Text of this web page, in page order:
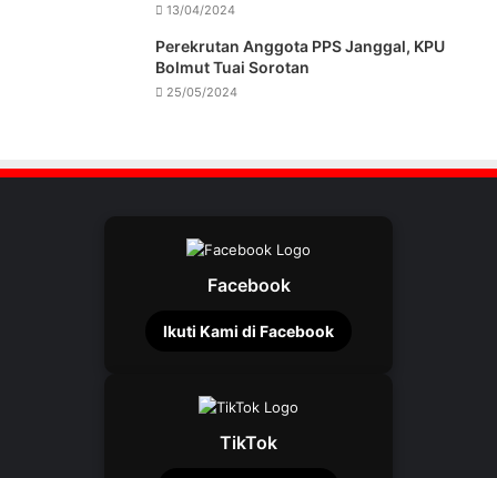
13/04/2024
Perekrutan Anggota PPS Janggal, KPU
Bolmut Tuai Sorotan
25/05/2024
Facebook
Ikuti Kami di Facebook
TikTok